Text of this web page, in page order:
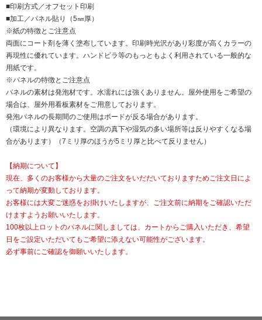
■印刷方式／オフセット印刷
■加工／パネル貼り（5㎜厚）
※紙の特徴とご注意点
両面にコート剤を薄く塗布しています。印刷時光沢があり彩度が高くカラーの
再現性に優れています。ハンドビラ等のもっともよく利用されている一般的な
用紙です。
※パネルの特徴とご注意点
パネルの素材は発泡材です。水濡れには強くありません。屋外使用をご希望の
場合は、屋外用看板素材をご用意しております。
発泡パネルの長期間のご使用はボードが反る場合があります。
（環境により異なります。空調の真下や湿気の多い場所等は反りやすくなる場
合があります）（7ミリ厚のほうが5ミリ厚と比べて反りません）
【納期について】
現在、多くのお客様から大量のご注文をいだだいておりますためご注文日によ
って納期が変動しております。
お客様には大変ご迷惑をお掛けいたしますが、ご注文前に納期をご確認いただ
けますようお願いいたします。
100枚以上ロットのパネルに関しましては、カートからご購入いただき、希望
日をご設定いただいてもご希望に添えない可能性がございます。
必ず事前にご確認を御願いいたします。